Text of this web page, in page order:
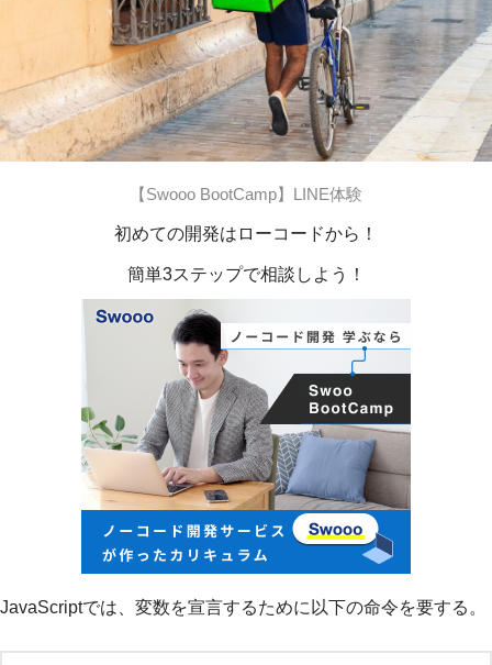
【Swooo BootCamp】LINE体験
初めての開発はローコードから！
簡単3ステップで相談しよう！
JavaScriptでは、変数を宣言するために以下の命令を要する。